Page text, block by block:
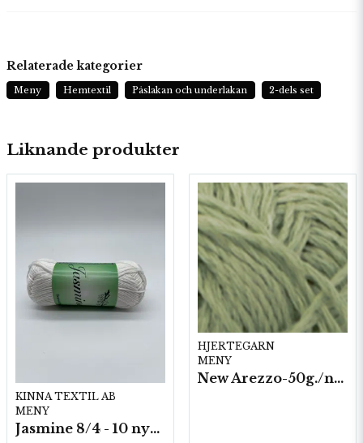
Liknande produkter
KINNA TEXTIL AB
MENY
Jasmine 8/4 - 10 nystan a50g./fp.
HJERTEGARN
MENY
New Arezzo-50g./nyst. 10 st/fp.
Relaterade kategorier
Meny Hemtextil Påslakan och underlakan 2-dels set